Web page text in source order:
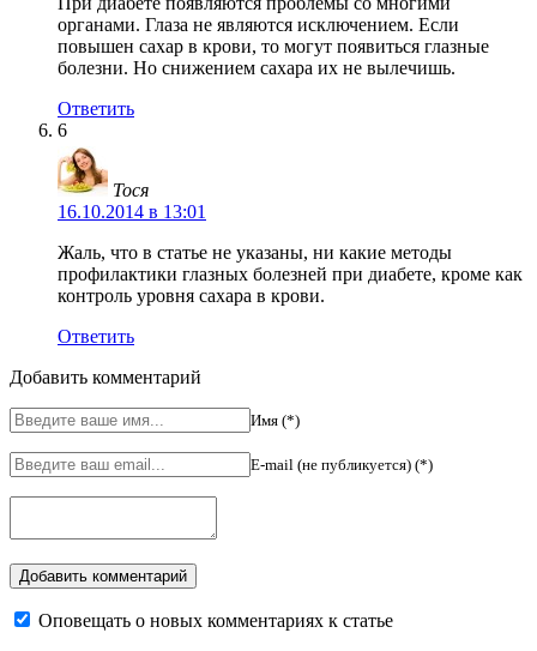
органами. Глаза не являются исключением. Если
повышен сахар в крови, то могут появиться глазные
болезни. Но снижением сахара их не вылечишь.
Ответить
6
Тося
16.10.2014 в 13:01
Жаль, что в статье не указаны, ни какие методы
профилактики глазных болезней при диабете, кроме как
контроль уровня сахара в крови.
Ответить
Добавить комментарий
Имя (*)
E-mail (не публикуется) (*)
Оповещать о новых комментариях к статье